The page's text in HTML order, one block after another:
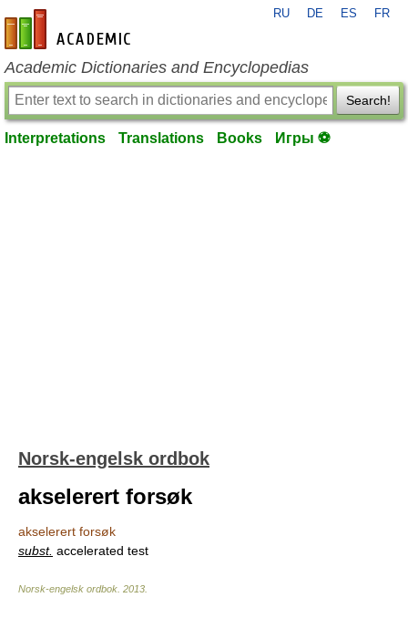
en-academic.com
RU DE ES FR
Academic Dictionaries and Encyclopedias
Search!
Interpretations Translations Books Игры ⚽
Norsk-engelsk ordbok
akselerert forsøk
akselerert forsøk
subst. accelerated test
Norsk-engelsk ordbok 2013